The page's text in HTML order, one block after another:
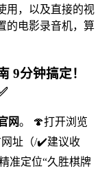
用，以及直接的视
的电影录音机，算
9分钟搞定！
网。 🍄打开浏览
网址（/✔️建议收
准定位“久胜棋牌